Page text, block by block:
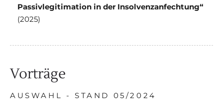
Passivlegitimation in der Insolvenzanfechtung“
(2025)
Vorträge
AUSWAHL - STAND 05/2024